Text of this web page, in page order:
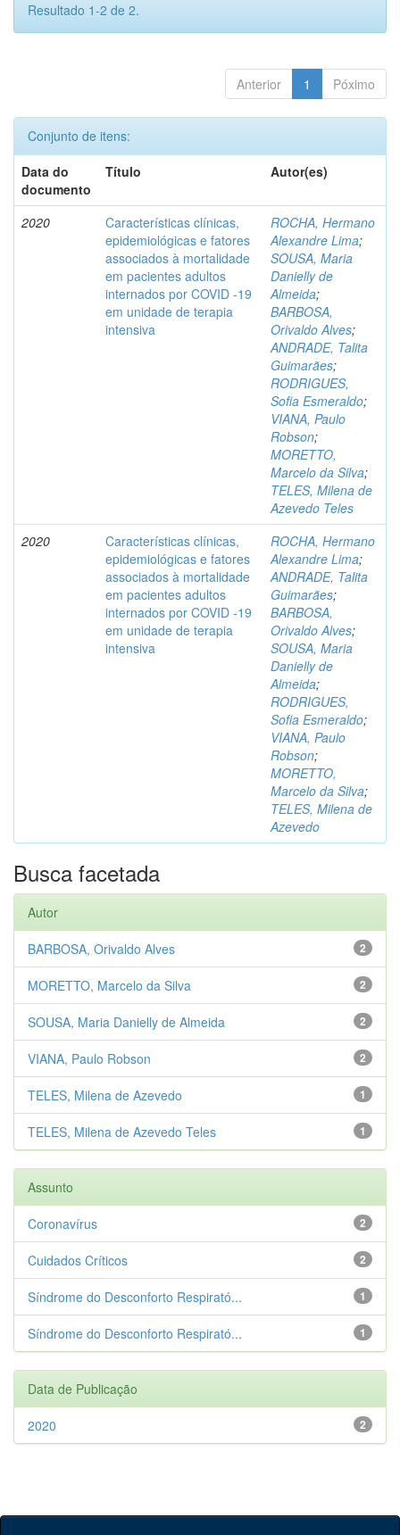
Resultado 1-2 de 2.
Anterior 1 Póximo
Conjunto de itens:
Data do
documento
Título Autor(es)
2020
Características clínicas,
epidemiológicas e fatores
associados à mortalidade
em pacientes adultos
internados por COVID -19
em unidade de terapia
intensiva
ROCHA, Hermano
Alexandre Lima;
SOUSA, Maria
Danielly de
Almeida;
BARBOSA,
Orivaldo Alves;
ANDRADE, Talita
Guimarães;
RODRIGUES,
Sofia Esmeraldo;
VIANA, Paulo
Robson;
MORETTO,
Marcelo da Silva;
TELES, Milena de
Azevedo Teles
2020
Características clínicas,
epidemiológicas e fatores
associados à mortalidade
em pacientes adultos
internados por COVID -19
em unidade de terapia
intensiva
ROCHA, Hermano
Alexandre Lima;
ANDRADE, Talita
Guimarães;
BARBOSA,
Orivaldo Alves;
SOUSA, Maria
Danielly de
Almeida;
RODRIGUES,
Sofia Esmeraldo;
VIANA, Paulo
Robson;
MORETTO,
Marcelo da Silva;
TELES, Milena de
Azevedo
Busca facetada
Autor
2
BARBOSA, Orivaldo Alves
2
MORETTO, Marcelo da Silva
2
SOUSA, Maria Danielly de Almeida
2
VIANA, Paulo Robson
1
TELES, Milena de Azevedo
1
TELES, Milena de Azevedo Teles
Assunto
2
Coronavírus
2
Cuidados Críticos
1
Síndrome do Desconforto Respirató...
1
Síndrome do Desconforto Respirató...
Data de Publicação
2
2020